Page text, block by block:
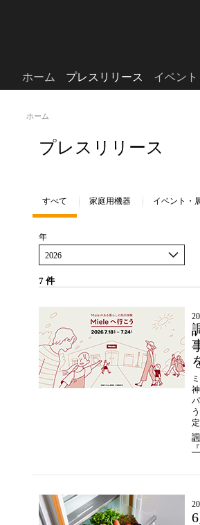
ホーム
プレスリリース
すべて 家庭用機器 イベント・
年
2026
7 件
ホーム プレスリリース イベン